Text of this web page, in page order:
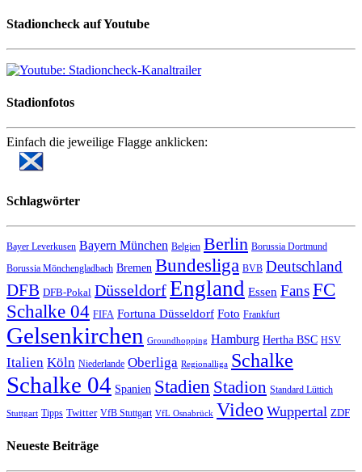
Stadioncheck auf Youtube
Stadionfotos
Einfach die jeweilige Flagge anklicken:
Schlagwörter
Bayer Leverkusen Bayern München Belgien Berlin Borussia Dortmund
Borussia Mönchengladbach Bremen Bundesliga BVB Deutschland
DFB DFB-Pokal DüsseldorfEngland Essen FansFC
Schalke 04 FIFA Fortuna Düsseldorf Foto Frankfurt
Gelsenkirchen Groundhopping Hamburg Hertha BSC HSV
Italien Köln Niederlande Oberliga Regionalliga Schalke
Schalke 04 Spanien Stadien Stadion Standard Lüttich
Stuttgart Tipps Twitter VfB Stuttgart VfL Osnabrück Video Wuppertal ZDF
Neueste Beiträge